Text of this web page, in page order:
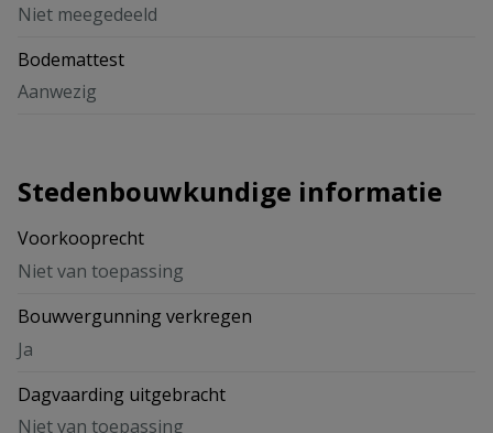
Niet meegedeeld
Bodemattest
Aanwezig
Stedenbouwkundige informatie
Voorkooprecht
Niet van toepassing
Bouwvergunning verkregen
Ja
Dagvaarding uitgebracht
Niet van toepassing